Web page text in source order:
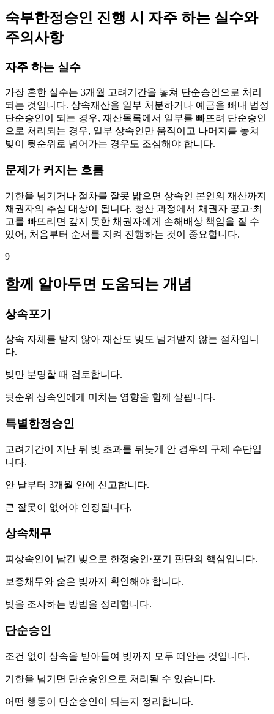
숙부한정승인 진행 시 자주 하는 실수와
주의사항
자주 하는 실수
가장 흔한 실수는 3개월 고려기간을 놓쳐 단순승인으로 처리
되는 것입니다. 상속재산을 일부 처분하거나 예금을 빼내 법정
단순승인이 되는 경우, 재산목록에서 일부를 빠뜨려 단순승인
으로 처리되는 경우, 일부 상속인만 움직이고 나머지를 놓쳐
빚이 뒷순위로 넘어가는 경우도 조심해야 합니다.
문제가 커지는 흐름
기한을 넘기거나 절차를 잘못 밟으면 상속인 본인의 재산까지
채권자의 추심 대상이 됩니다. 청산 과정에서 채권자 공고·최
고를 빠뜨리면 갚지 못한 채권자에게 손해배상 책임을 질 수
있어, 처음부터 순서를 지켜 진행하는 것이 중요합니다.
9
함께 알아두면 도움되는 개념
상속포기
상속 자체를 받지 않아 재산도 빚도 넘겨받지 않는 절차입니
다.
빚만 분명할 때 검토합니다.
뒷순위 상속인에게 미치는 영향을 함께 살핍니다.
특별한정승인
고려기간이 지난 뒤 빚 초과를 뒤늦게 안 경우의 구제 수단입
니다.
안 날부터 3개월 안에 신고합니다.
큰 잘못이 없어야 인정됩니다.
상속채무
피상속인이 남긴 빚으로 한정승인·포기 판단의 핵심입니다.
보증채무와 숨은 빚까지 확인해야 합니다.
빚을 조사하는 방법을 정리합니다.
단순승인
조건 없이 상속을 받아들여 빚까지 모두 떠안는 것입니다.
기한을 넘기면 단순승인으로 처리될 수 있습니다.
어떤 행동이 단순승인이 되는지 정리합니다.